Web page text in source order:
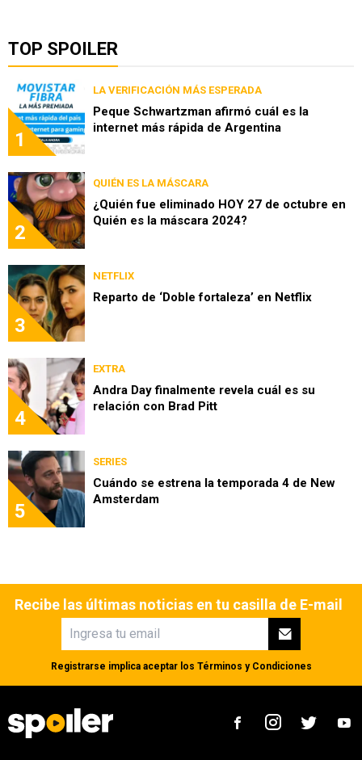
TOP SPOILER
1
LA VERIFICACIÓN MÁS ESPERADA
Peque Schwartzman afirmó cuál es la
internet más rápida de Argentina
2
QUIÉN ES LA MÁSCARA
¿Quién fue eliminado HOY 27 de octubre en
Quién es la máscara 2024?
3
NETFLIX
Reparto de ‘Doble fortaleza’ en Netflix
4
EXTRA
Andra Day finalmente revela cuál es su
relación con Brad Pitt
5
SERIES
Cuándo se estrena la temporada 4 de New
Amsterdam
Recibe las últimas noticias en tu casilla de E-mail
Registrarse implica aceptar los Términos y Condiciones